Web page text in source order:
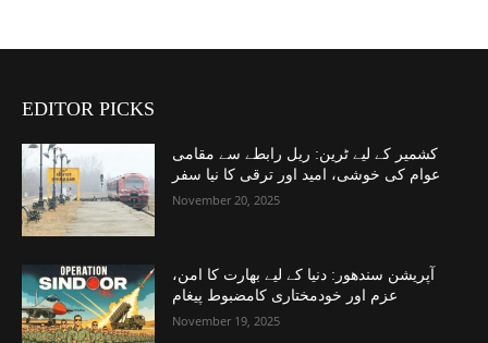
EDITOR PICKS
کشمیر کے لیے ٹرین: ریل رابطے سے مقامی
عوام کی خوشی، امید اور ترقی کا نیا سفر
November 20, 2025
آپریشن سندھور: دنیا کے لیے بھارت کا امن،
عزم اور خودمختاری کامضبوط پیغام
November 19, 2025